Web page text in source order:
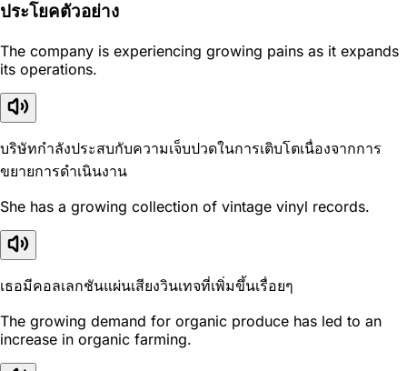
ประโยคตัวอย่าง
The company is experiencing growing pains as it expands
its operations.
บริษัทกำลังประสบกับความเจ็บปวดในการเติบโตเนื่องจากการ
ขยายการดำเนินงาน
She has a growing collection of vintage vinyl records.
เธอมีคอลเลกชันแผ่นเสียงวินเทจที่เพิ่มขึ้นเรื่อยๆ
The growing demand for organic produce has led to an
increase in organic farming.